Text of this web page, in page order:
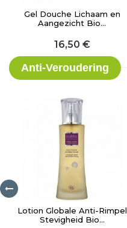
Gel Douche Lichaam en
Aangezicht Bio...
16,50 €
Anti-Veroudering
Lotion Globale Anti-Rimpel
Stevigheid Bio...